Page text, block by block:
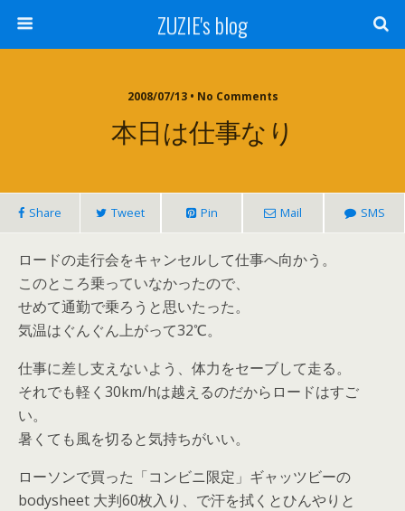
ZUZIE's blog
2008/07/13 • No Comments
本日は仕事なり
Share Tweet Pin Mail SMS
ロードの走行会をキャンセルして仕事へ向かう。
このところ乗っていなかったので、
せめて通勤で乗ろうと思いたった。
気温はぐんぐん上がって32℃。
仕事に差し支えないよう、体力をセーブして走る。
それでも軽く30km/hは越えるのだからロードはすご
い。
暑くても風を切ると気持ちがいい。
ローソンで買った「コンビニ限定」ギャッツビーの
bodysheet 大判60枚入り、で汗を拭くとひんやりと